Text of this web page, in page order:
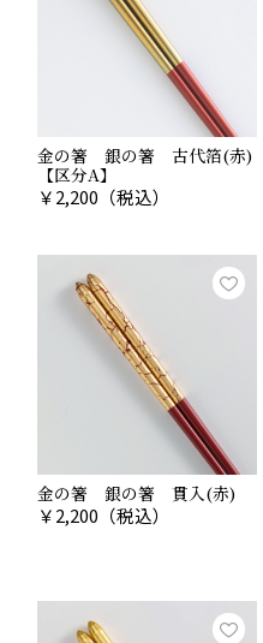
金の箸 銀の箸 古代箔(赤)
【区分A】
￥2,200 （税込）
金の箸 銀の箸 貫入(赤)
￥2,200 （税込）